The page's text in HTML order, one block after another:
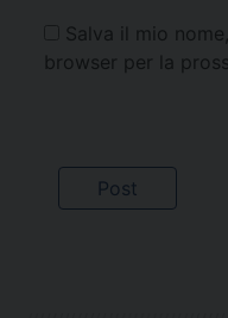
Salva il mio
browser per la